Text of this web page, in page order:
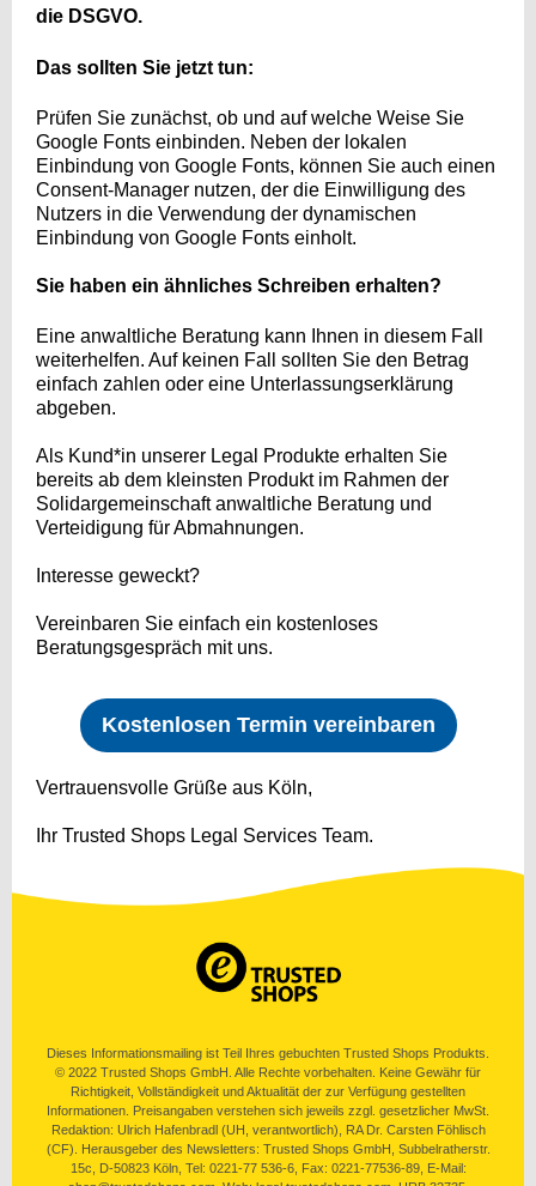
die DSGVO.
Das sollten Sie jetzt tun:
Prüfen Sie zunächst, ob und auf welche Weise Sie
Google Fonts einbinden. Neben der lokalen
Einbindung von Google Fonts, können Sie auch einen
Consent-Manager nutzen, der die Einwilligung des
Nutzers in die Verwendung der dynamischen
Einbindung von Google Fonts einholt.
Sie haben ein ähnliches Schreiben erhalten?
Eine anwaltliche Beratung kann Ihnen in diesem Fall
weiterhelfen. Auf keinen Fall sollten Sie den Betrag
einfach zahlen oder eine Unterlassungserklärung
abgeben.
Als Kund*in unserer Legal Produkte erhalten Sie
bereits ab dem kleinsten Produkt im Rahmen der
Solidargemeinschaft anwaltliche Beratung und
Verteidigung für Abmahnungen.
Interesse geweckt?
Vereinbaren Sie einfach ein kostenloses
Beratungsgespräch mit uns.
Kostenlosen Termin vereinbaren
Vertrauensvolle Grüße aus Köln,
Ihr Trusted Shops Legal Services Team.
Dieses Informationsmailing ist Teil Ihres gebuchten Trusted Shops Produkts.
© 2022 Trusted Shops GmbH. Alle Rechte vorbehalten. Keine Gewähr für
Richtigkeit, Vollständigkeit und Aktualität der zur Verfügung gestellten
Informationen. Preisangaben verstehen sich jeweils zzgl. gesetzlicher MwSt.
Redaktion: Ulrich Hafenbradl (UH, verantwortlich), RA Dr. Carsten Föhlisch
(CF). Herausgeber des Newsletters: Trusted Shops GmbH, Subbelratherstr.
15‍c, D-50823 Köln, Tel: 0221-77 536-6, Fax: 0221-77‍536-89, E-Mail: